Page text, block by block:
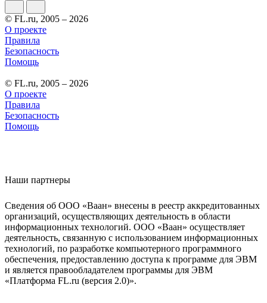
© FL.ru, 2005 – 2026
О проекте
Правила
Безопасность
Помощь
© FL.ru, 2005 – 2026
О проекте
Правила
Безопасность
Помощь
Наши партнеры
Сведения об ООО «Ваан» внесены в реестр аккредитованных
организаций, осуществляющих деятельность в области
информационных технологий. ООО «Ваан» осуществляет
деятельность, связанную с использованием информационных
технологий, по разработке компьютерного программного
обеспечения, предоставлению доступа к программе для ЭВМ
и является правообладателем программы для ЭВМ
«Платформа FL.ru (версия 2.0)».